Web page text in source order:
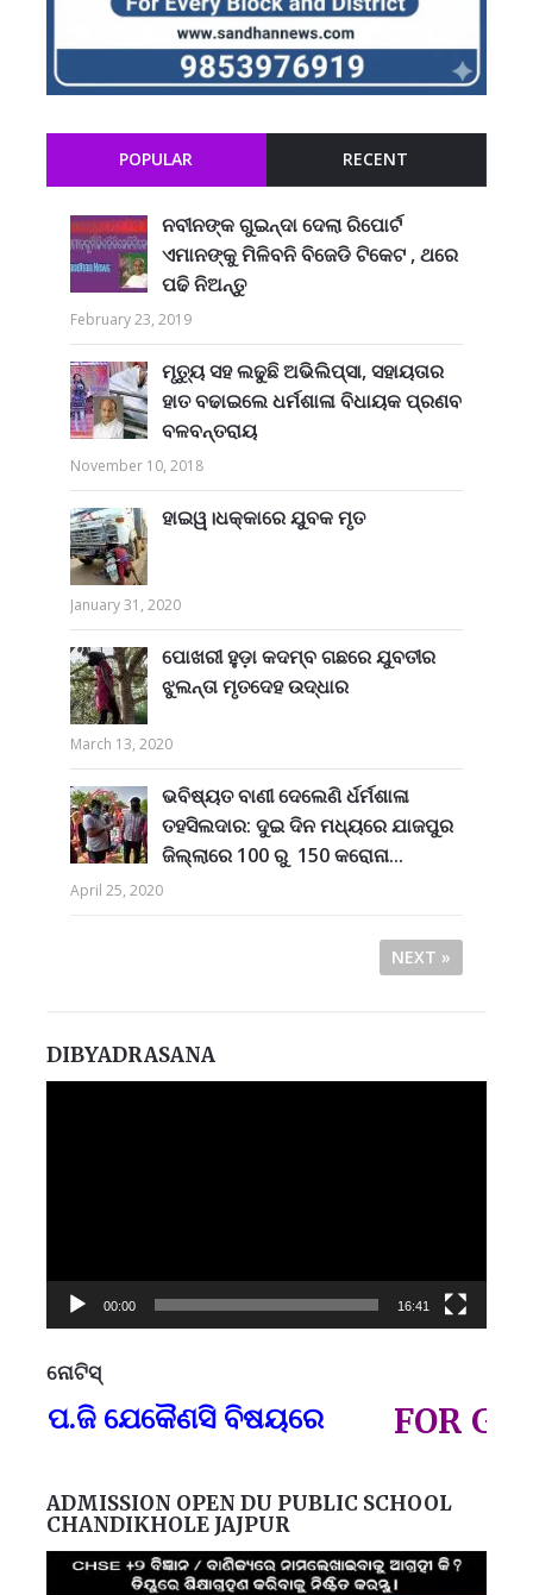
POPULAR RECENT
ନବୀନଙ୍କ ଗୁଇନ୍ଦା ଦେଲା ରିପୋର୍ଟ
ଏମାନଙ୍କୁ ମିଳିବନି ବିଜେଡି ଟିକେଟ , ଥରେ
ପଢି ନିଅନ୍ତୁ
February 23, 2019
ମୃତ୍ୟୁ ସହ ଲଢୁଛି ଅଭିଲିପ୍ସା, ସହାୟତାର
ହାତ ବଢାଇଲେ ଧର୍ମଶାଳା ବିଧାୟକ ପ୍ରଣବ
ବଳବନ୍ତରାୟ
November 10, 2018
ହାଇୱ।ଧକ୍କାରେ ଯୁବକ ମୃତ
January 31, 2020
ପୋଖରୀ ହୁଡ଼ା କଦମ୍ବ ଗଛରେ ଯୁବତୀର
ଝୁଲନ୍ତା ମୃତଦେହ ଉଦ୍ଧାର
March 13, 2020
ଭବିଷ୍ୟତ ବାଣୀ ଦେଲେଣି ର୍ଧର୍ମଶାଳା
ତହସିଲଦାର: ଦୁଇ ଦିନ ମଧ୍ୟରେ ଯାଜପୁର
ଜିଲ୍ଲାରେ 100 ରୁ 150 କରୋନା...
April 25, 2020
NEXT »
DIBYADRASANA
00:00 16:41
ନୋଟିସ୍
ଯେକୈଣସି ବିଷୟରେ FOR GOVT
ADMISSION OPEN DU PUBLIC SCHOOL
CHANDIKHOLE JAJPUR